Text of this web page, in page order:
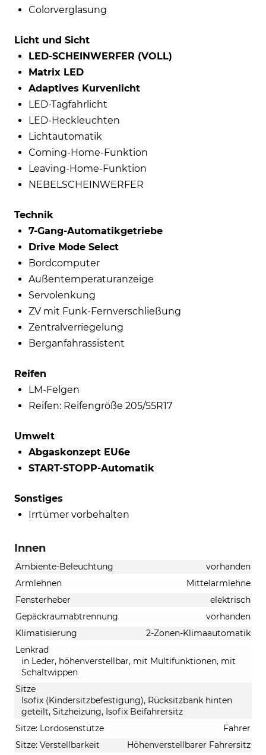
Colorverglasung
Licht und Sicht
LED-SCHEINWERFER (VOLL)
Matrix LED
Adaptives Kurvenlicht
LED-Tagfahrlicht
LED-Heckleuchten
Lichtautomatik
Coming-Home-Funktion
Leaving-Home-Funktion
NEBELSCHEINWERFER
Technik
7-Gang-Automatikgetriebe
Drive Mode Select
Bordcomputer
Außentemperaturanzeige
Servolenkung
ZV mit Funk-Fernverschließung
Zentralverriegelung
Berganfahrassistent
Reifen
LM-Felgen
Reifen: Reifengröße 205/55R17
Umwelt
Abgaskonzept EU6e
START-STOPP-Automatik
Sonstiges
Irrtümer vorbehalten
Innen
Ambiente-Beleuchtung
vorhanden
Armlehnen
Mittelarmlehne
Fensterheber
elektrisch
Gepäckraumabtrennung
vorhanden
Klimatisierung
2-Zonen-Klimaautomatik
Lenkrad
in Leder, höhenverstellbar, mit Multifunktionen, mit
Schaltwippen
Sitze
Isofix (Kindersitzbefestigung), Rücksitzbank hinten
geteilt, Sitzheizung, Isofix Beifahrersitz
Sitze: Lordosenstütze
Fahrer
Sitze: Verstellbarkeit
Höhenverstellbarer Fahrersitz